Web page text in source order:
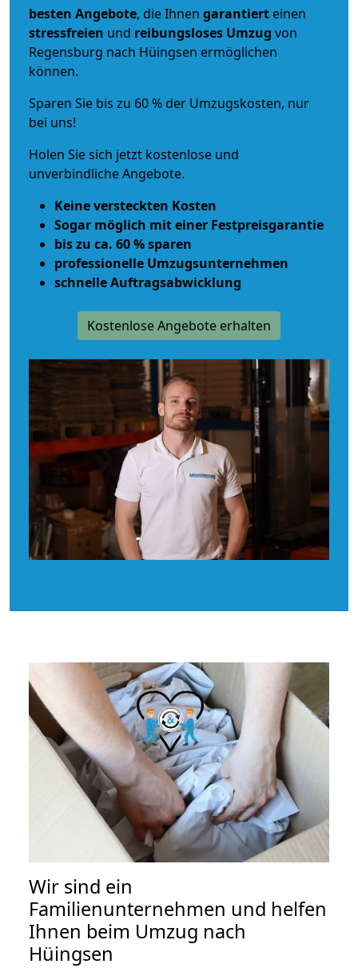
besten Angebote, die Ihnen garantiert einen
stressfreien und reibungsloses Umzug von
Regensburg nach Hüingsen ermöglichen
können.
Sparen Sie bis zu 60 % der Umzugskosten, nur
bei uns!
Holen Sie sich jetzt kostenlose und
unverbindliche Angebote.
Keine versteckten Kosten
Sogar möglich mit einer Festpreisgarantie
bis zu ca. 60 % sparen
professionelle Umzugsunternehmen
schnelle Auftragsabwicklung
Kostenlose Angebote erhalten
Wir sind ein
Familienunternehmen und helfen
Ihnen beim Umzug nach
Hüingsen